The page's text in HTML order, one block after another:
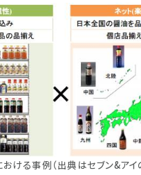
ける事例（出典はセブン&アイ